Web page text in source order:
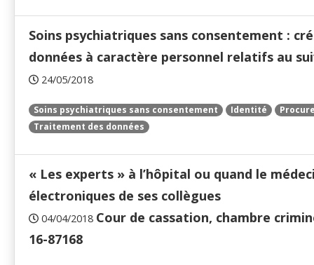
Soins psychiatriques sans consentement :
données à caractère personnel relatifs au
24/05/2018
Soins psychiatriques sans consentement Identité
Traitement des données
« Les experts » à l’hôpital ou quand le
électroniques de ses collègues
04/04/2018 Cour de cassation, chambre
16-87168